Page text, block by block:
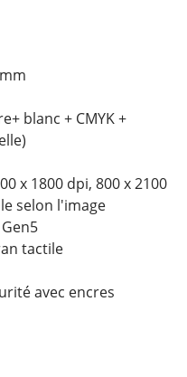
blanc + CMYK +
x 1800 dpi, 800 x 2100
selon l'image
tactile
avec encres